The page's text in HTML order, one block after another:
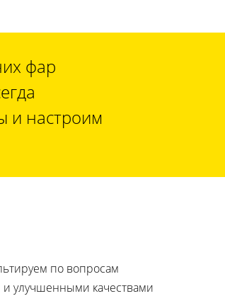
фар
и настроим
по вопросам
улучшенными качествами